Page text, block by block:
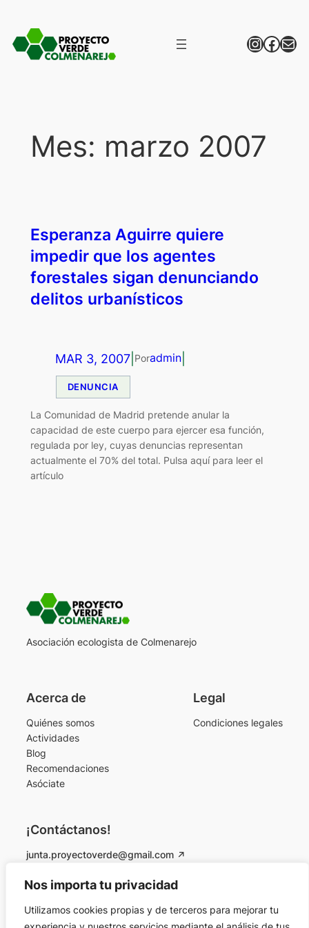
Nos importa tu privacidad
Utilizamos cookies propias y de terceros para mejorar tu
contenido
Mes: marzo 2007
Esperanza Aguirre quiere
impedir que los agentes
forestales sigan denunciando
delitos urbanísticos
MAR 3, 2007| Poradmin|
DENUNCIA
La Comunidad de Madrid pretende anular la
capacidad de este cuerpo para ejercer esa función,
regulada por ley, cuyas denuncias representan
actualmente el 70% del total. Pulsa aquí para leer el
artículo
Asociación ecologista de Colmenarejo
Acerca de
Quiénes somos
Actividades
Blog
Recomendaciones
Asóciate
Legal
Condiciones legales
¡Contáctanos!
junta.proyectoverde@gmail.com
© 2026 Proyecto Verde Colmenarejo. Todos los